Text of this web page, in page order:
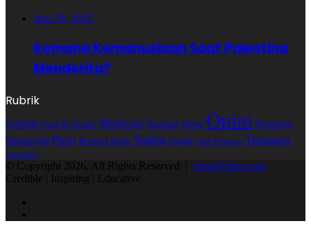
Juni 29, 2025
Kemana Kemanusiaan Saat Palestina
Menderita?
Rubrik
Cerpen Food & Health Motivasi Muslimah News Opini Parenting
Nabawiyah Puisi Resensi Buku Sastra Sejarah Surat Pembaca Teenager
Travelling
© Copyright 2026, All Rights Reserved | JurnalVibes.com
Credible | Inspiring | Educative